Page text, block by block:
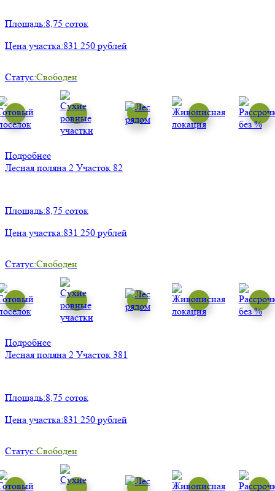
Площадь:8,75 соток
Цена участка:831 250 рублей
Статус:Свободен
Подробнее
Лесная поляна 2 Участок 82
Площадь:8,75 соток
Цена участка:831 250 рублей
Статус:Свободен
Подробнее
Лесная поляна 2 Участок 381
Площадь:8,75 соток
Цена участка:831 250 рублей
Статус:Свободен